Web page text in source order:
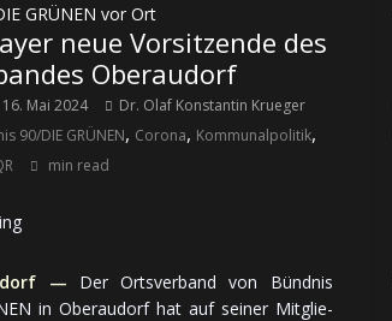
GRÜNEN vor Ort
neue Vorsitzende des
Oberaudorf
Mai 2024
Dr. Olaf Konstantin Krueger
90/DIE GRÜNEN, Corona, Kommunalpolitik,
min read
— Der Ortsverband von Bündnis
in Oberaudorf hat auf seiner Mit­glie­